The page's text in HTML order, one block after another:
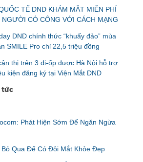
TẾ DND KHÁM MẮT MIỄN PHÍ
CÓ CÔNG VỚI CÁCH MẠNG
DND chính thức “khuấy đảo” mùa
SMILE Pro chỉ 22,5 triệu đồng
thị trên 3 đi-ốp được Hà Nội hỗ trợ
kiện đăng ký tại Viện Mắt DND
tức
Phát Hiện Sớm Để Ngăn Ngừa
Qua Để Có Đôi Mắt Khỏe Đẹp